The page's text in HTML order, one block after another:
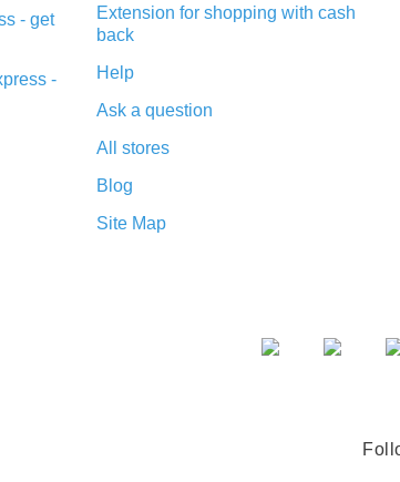
- get
-
and
Extension for shopping with cash
back
Help
Ask a question
All stores
Blog
Site Map